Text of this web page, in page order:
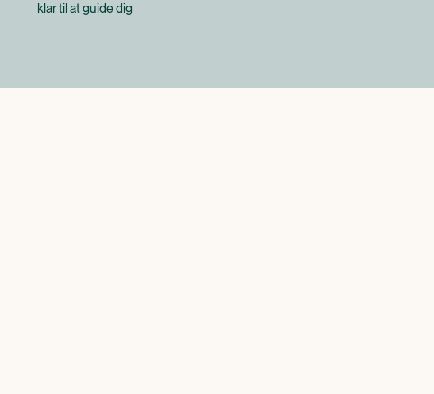
klar til at guide dig